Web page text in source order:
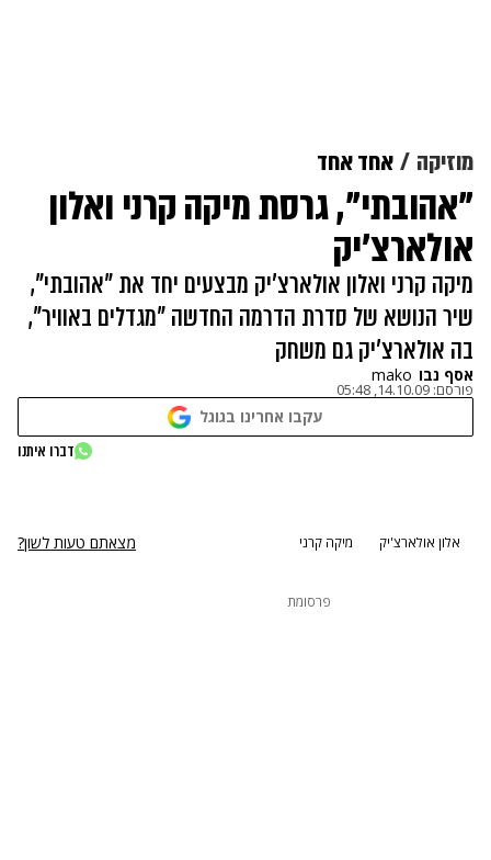
מוזיקה אחד אחד
"אהובתי", גרסת מיקה קרני ואלון
אולארצ'יק
מיקה קרני ואלון אולארצ'יק מבצעים יחד את "אהובתי",
שיר הנושא של סדרת הדרמה החדשה "מגדלים באוויר",
בה אולארצ'יק גם משחק
אסף נבו mako
פורסם: 14.10.09, 05:48
עקבו אחרינו בגוגל
נתקלנו בבעיה
דברו איתנו
אלון אולארצ'יק מיקה קרני מצאתם טעות לשון?
פרסומת